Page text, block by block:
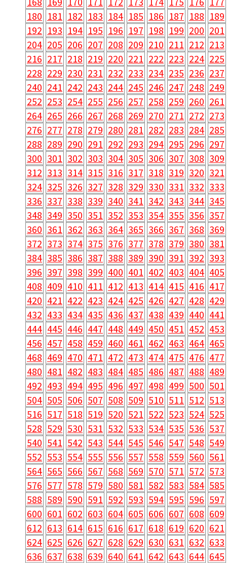
180 181 182 183 184 185 186 187 188 189
192 193 194 195 196 197 198 199 200 201
204 205 206 207 208 209 210 211 212 213
216 217 218 219 220 221 222 223 224 225
228 229 230 231 232 233 234 235 236 237
240 241 242 243 244 245 246 247 248 249
252 253 254 255 256 257 258 259 260 261
264 265 266 267 268 269 270 271 272 273
276 277 278 279 280 281 282 283 284 285
288 289 290 291 292 293 294 295 296 297
300 301 302 303 304 305 306 307 308 309
312 313 314 315 316 317 318 319 320 321
324 325 326 327 328 329 330 331 332 333
336 337 338 339 340 341 342 343 344 345
348 349 350 351 352 353 354 355 356 357
360 361 362 363 364 365 366 367 368 369
372 373 374 375 376 377 378 379 380 381
384 385 386 387 388 389 390 391 392 393
396 397 398 399 400 401 402 403 404 405
408 409 410 411 412 413 414 415 416 417
420 421 422 423 424 425 426 427 428 429
432 433 434 435 436 437 438 439 440 441
444 445 446 447 448 449 450 451 452 453
456 457 458 459 460 461 462 463 464 465
468 469 470 471 472 473 474 475 476 477
480 481 482 483 484 485 486 487 488 489
492 493 494 495 496 497 498 499 500 501
504 505 506 507 508 509 510 511 512 513
516 517 518 519 520 521 522 523 524 525
528 529 530 531 532 533 534 535 536 537
540 541 542 543 544 545 546 547 548 549
552 553 554 555 556 557 558 559 560 561
564 565 566 567 568 569 570 571 572 573
576 577 578 579 580 581 582 583 584 585
588 589 590 591 592 593 594 595 596 597
600 601 602 603 604 605 606 607 608 609
612 613 614 615 616 617 618 619 620 621
624 625 626 627 628 629 630 631 632 633
636 637 638 639 640 641 642 643 644 645